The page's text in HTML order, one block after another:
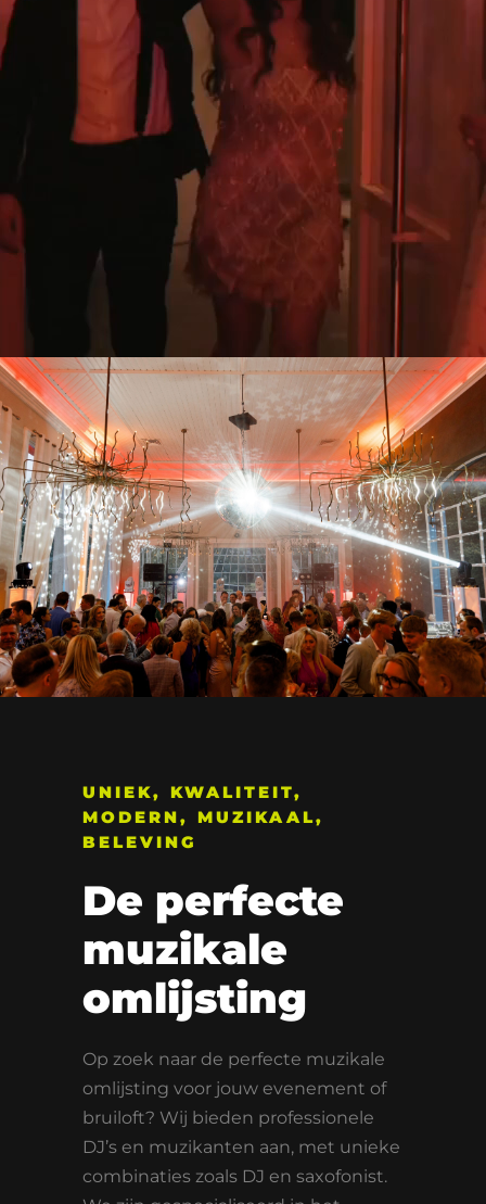
UNIEK, KWALITEIT,
MODERN, MUZIKAAL,
BELEVING
De perfecte
muzikale
omlijsting
Op zoek naar de perfecte muzikale
omlijsting voor jouw evenement of
bruiloft? Wij bieden professionele
DJ’s en muzikanten aan, met unieke
combinaties zoals DJ en saxofonist.